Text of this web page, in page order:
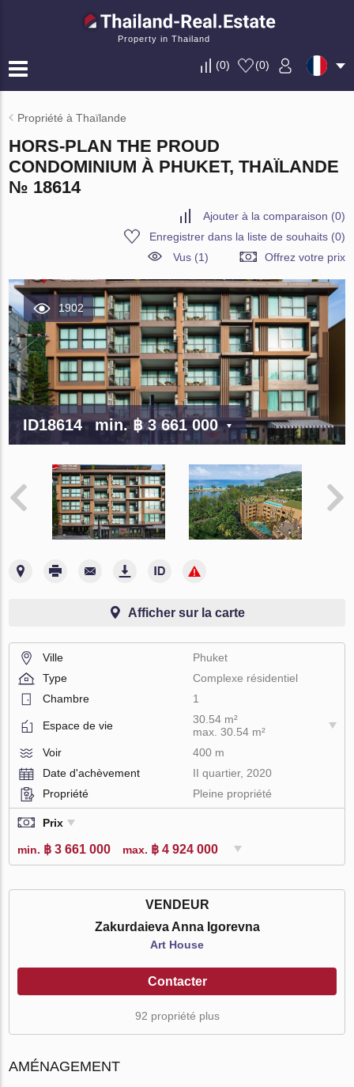
Property in Thailand
(0) (0)
Propriété à Thaïlande
HORS-PLAN THE PROUD
CONDOMINIUM À PHUKET, THAÏLANDE
№ 18614
Ajouter à la comparaison (0)
Enregistrer dans la liste de souhaits(0)
Vus (1)
Offrez votre prix
1902
ID18614 min.฿ 3 661 000
Afficher sur la carte
Ville
Phuket
Type
Complexe résidentiel
Chambre
1
Espace de vie
30.54 m²
max. 30.54 m²
Voir
400 m
Date d'achèvement
II quartier, 2020
Propriété
Pleine propriété
Prix
min. ฿ 3 661 000 max. ฿ 4 924 000
VENDEUR
Zakurdaieva Anna Igorevna
Art House
Contacter
92 propriété plus
AMÉNAGEMENT